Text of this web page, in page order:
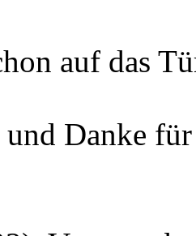
auf das
Danke